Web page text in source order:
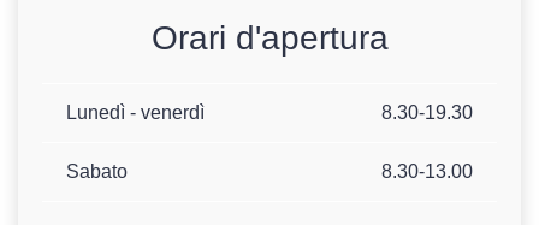
Orari d'apertura
Lunedì - venerdì 8.30-19.30
Sabato 8.30-13.00